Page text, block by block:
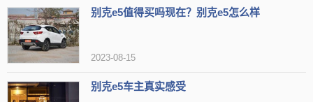
置。车主表示，别克E5的智能配置非常丰富，使用起来非常便利。
当然，也有车主对别克E5提出了一些建议，例如：
续航里程可以再提升一些。别克E5的NEDC续航里程为500公
里，实际续航里程可能需要根据驾驶习惯和路况有所折扣。车主建
别克e5值得买吗现在？别克e5怎么样
2023-08-15
别克e5车主真实感受